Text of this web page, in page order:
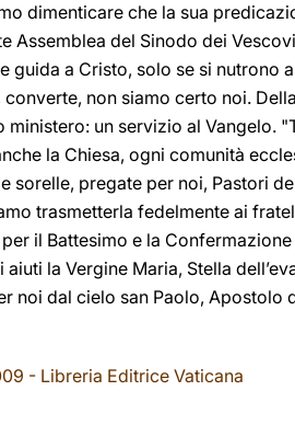
dimenticare che la sua
Assemblea del Sinodo dei
guida a Cristo, solo se si nutrono
non siamo certo noi.
un servizio al Vangelo.
la Chiesa, ogni comunità
pregate per noi, Pastori
trasmetterla fedelmente ai
il Battesimo e la
la Vergine Maria, Stella
noi dal cielo san Paolo, Apostolo
- Libreria Editrice Vaticana